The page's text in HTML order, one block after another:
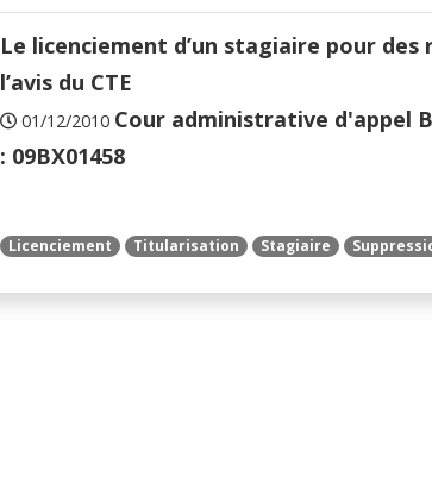
Le licenciement d’un stagiaire pour
l’avis du CTE
01/12/2010 Cour administrative d'appel
: 09BX01458
Licenciement Titularisation Stagiaire